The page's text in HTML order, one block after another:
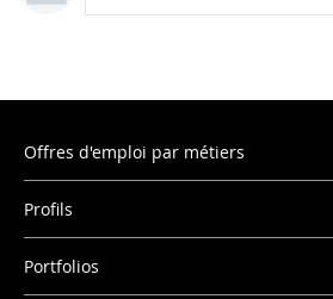
Offres d'emploi par métiers
Profils
Portfolios